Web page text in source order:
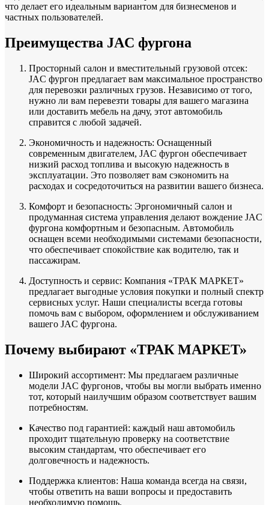
что делает его идеальным вариантом для бизнесменов и
частных пользователей.
Преимущества JAC фургона
Просторный салон и вместительный грузовой отсек:
JAC фургон предлагает вам максимальное пространство
для перевозки различных грузов. Независимо от того,
нужно ли вам перевезти товары для вашего магазина
или доставить мебель на дачу, этот автомобиль
справится с любой задачей.
Экономичность и надежность: Оснащенный
современным двигателем, JAC фургон обеспечивает
низкий расход топлива и высокую надежность в
эксплуатации. Это позволяет вам сэкономить на
расходах и сосредоточиться на развитии вашего бизнеса.
Комфорт и безопасность: Эргономичный салон и
продуманная система управления делают вождение JAC
фургона комфортным и безопасным. Автомобиль
оснащен всеми необходимыми системами безопасности,
что обеспечивает спокойствие как водителю, так и
пассажирам.
Доступность и сервис: Компания «ТРАК МАРКЕТ»
предлагает выгодные условия покупки и полный спектр
сервисных услуг. Наши специалисты всегда готовы
помочь вам с выбором, оформлением и обслуживанием
вашего JAC фургона.
Почему выбирают «ТРАК МАРКЕТ»
Широкий ассортимент: Мы предлагаем различные
модели JAC фургонов, чтобы вы могли выбрать именно
тот, который наилучшим образом соответствует вашим
потребностям.
Качество под гарантией: каждый наш автомобиль
проходит тщательную проверку на соответствие
высоким стандартам, что обеспечивает его
долговечность и надежность.
Поддержка клиентов: Наша команда всегда на связи,
чтобы ответить на ваши вопросы и предоставить
необходимую помощь.